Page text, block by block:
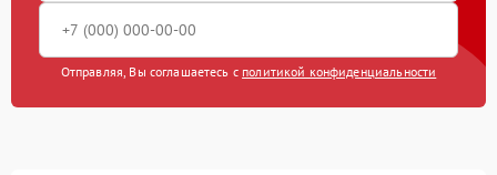
Отправляя, Вы соглашаетесь с политикой конфиденциальности